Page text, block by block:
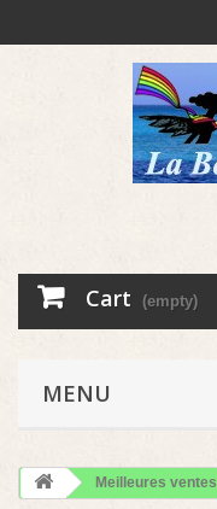
Cart (empty)
MENU
Meilleures ventes